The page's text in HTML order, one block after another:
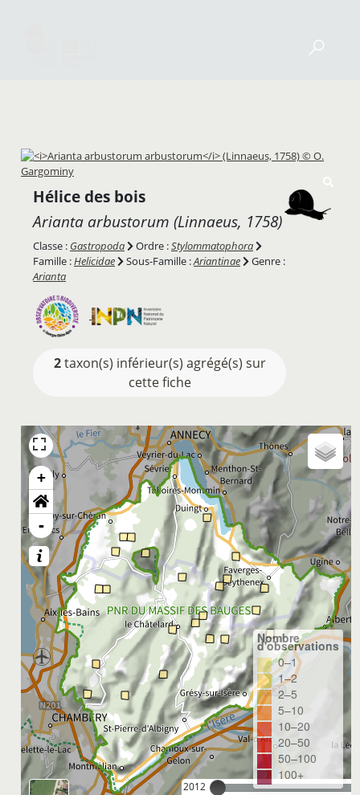
Hélice des bois
Arianta arbustorum (Linnaeus, 1758)
Classe : Gastropoda Ordre :Stylommatophora
Famille :Helicidae Sous-Famille :Ariantinae
Genre :
Arianta
2taxon(s) inférieur(s) agrégé(s) sur
cette fiche
+
-
2012
Nombre
d'observations
0–1
1–2
2–5
5–10
10–20
20–50
50–100
100+